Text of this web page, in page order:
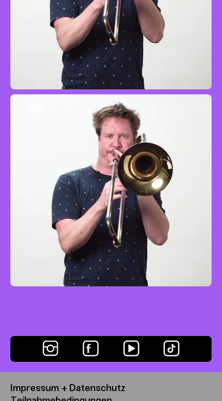
Prélude zur Oper ›Carmen‹
Posaune
Advanced
mit Johnny Johnson
mit Johnny Johnson
Impressum + Datenschutz